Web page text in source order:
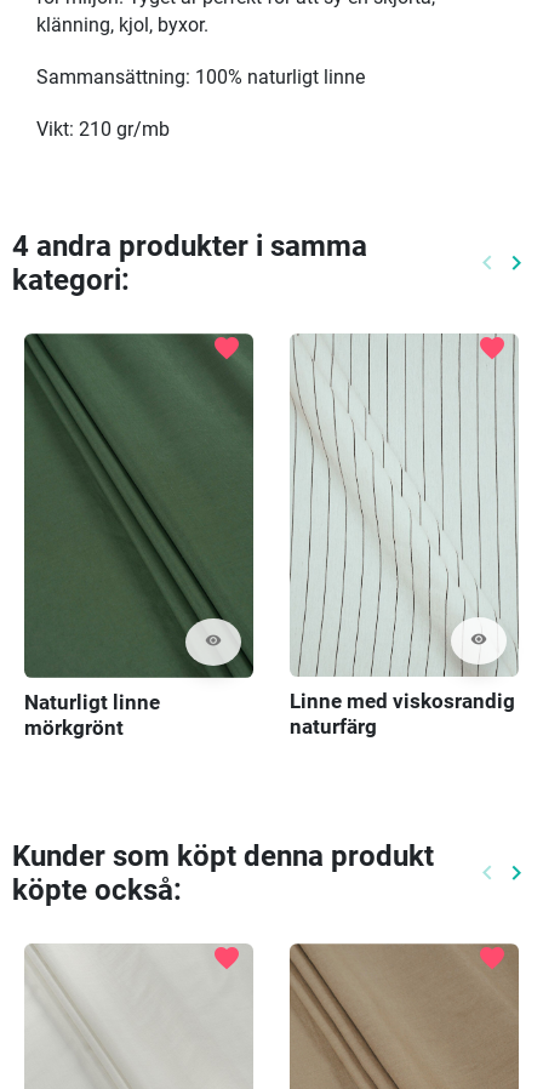
klänning, kjol, byxor.
Sammansättning: 100% naturligt linne
Vikt: 210 gr/mb
4 andra produkter i samma
kategori:
keyboard_arrow_left keyboard_arrow_right
visibility
favorite
Naturligt linne
mörkgrönt
visibility
favorite
Linne med viskosrandig
naturfärg
Kunder som köpt denna produkt
köpte också:
keyboard_arrow_left keyboard_arrow_right
favorite favorite